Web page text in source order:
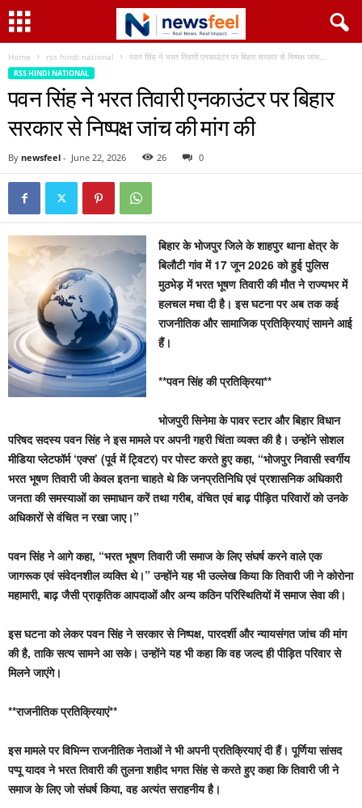
Home rss hindi national पवन सिंह ने भरत तिवारी एनकाउंटर पर बिहार सरकार से निष्पक्ष जांच...
RSS HINDI NATIONAL
पवन सिंह ने भरत तिवारी एनकाउंटर पर बिहार
सरकार से निष्पक्ष जांच की मांग की
By newsfeel - June 22, 2026 26 0
बिहार के भोजपुर जिले के शाहपुर थाना क्षेत्र के
बिलौटी गांव में 17 जून 2026 को हुई पुलिस
मुठभेड़ में भरत भूषण तिवारी की मौत ने राज्यभर में
हलचल मचा दी है। इस घटना पर अब तक कई
राजनीतिक और सामाजिक प्रतिक्रियाएं सामने आई
हैं।
**पवन सिंह की प्रतिक्रिया**
भोजपुरी सिनेमा के पावर स्टार और बिहार विधान
परिषद सदस्य पवन सिंह ने इस मामले पर अपनी गहरी चिंता व्यक्त की है। उन्होंने सोशल
मीडिया प्लेटफॉर्म ‘एक्स’ (पूर्व में ट्विटर) पर पोस्ट करते हुए कहा, “भोजपुर निवासी स्वर्गीय
भरत भूषण तिवारी जी केवल इतना चाहते थे कि जनप्रतिनिधि एवं प्रशासनिक अधिकारी
जनता की समस्याओं का समाधान करें तथा गरीब, वंचित एवं बाढ़ पीड़ित परिवारों को उनके
अधिकारों से वंचित न रखा जाए।”
पवन सिंह ने आगे कहा, “भरत भूषण तिवारी जी समाज के लिए संघर्ष करने वाले एक
जागरूक एवं संवेदनशील व्यक्ति थे।” उन्होंने यह भी उल्लेख किया कि तिवारी जी ने कोरोना
महामारी, बाढ़ जैसी प्राकृतिक आपदाओं और अन्य कठिन परिस्थितियों में समाज सेवा की।
इस घटना को लेकर पवन सिंह ने सरकार से निष्पक्ष, पारदर्शी और न्यायसंगत जांच की मांग
की है, ताकि सत्य सामने आ सके। उन्होंने यह भी कहा कि वह जल्द ही पीड़ित परिवार से
मिलने जाएंगे।
**राजनीतिक प्रतिक्रियाएं**
इस मामले पर विभिन्न राजनीतिक नेताओं ने भी अपनी प्रतिक्रियाएं दी हैं। पूर्णिया सांसद
पप्पू यादव ने भरत तिवारी की तुलना शहीद भगत सिंह से करते हुए कहा कि तिवारी जी ने
समाज के लिए जो संघर्ष किया, वह अत्यंत सराहनीय है।